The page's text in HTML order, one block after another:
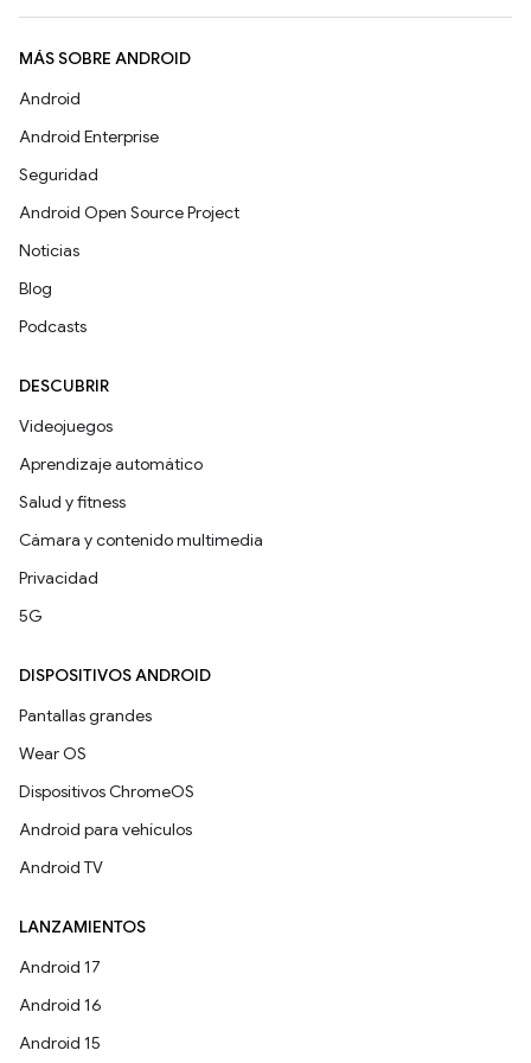
MÁS SOBRE ANDROID
Android
Android Enterprise
Seguridad
Android Open Source Project
Noticias
Blog
Podcasts
DESCUBRIR
Videojuegos
Aprendizaje automático
Salud y fitness
Cámara y contenido multimedia
Privacidad
5G
DISPOSITIVOS ANDROID
Pantallas grandes
Wear OS
Dispositivos ChromeOS
Android para vehículos
Android TV
LANZAMIENTOS
Android 17
Android 16
Android 15